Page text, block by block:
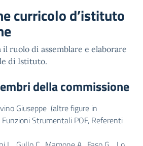
curricolo d’istituto
il ruolo di assemblare e elaborare
di Istituto.
della commissione
Giuseppe (altre figure in
Strumentali POF, Referenti